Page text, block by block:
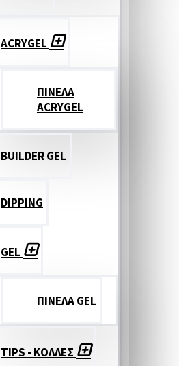
ACRYGEL
ΠΙΝΕΛΑ
ACRYGEL
BUILDER GEL
DIPPING
GEL
ΠΙΝΕΛΑ GEL
TIPS - ΚΟΛΛΕΣ